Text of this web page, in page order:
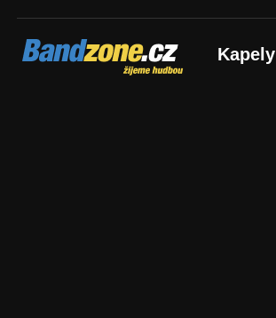
Bandzone.cz
žijeme hudbou Kapely